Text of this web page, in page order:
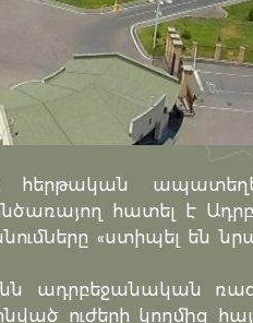
հերթական
հատել է
«ստիպել են
ադրբեջանական
ուժերի կողմից